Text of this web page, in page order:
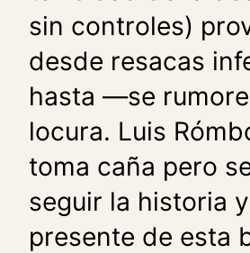
sin controles)
desde resacas
hasta —se
locura. Luis
toma caña pero
seguir la historia
presente de esta